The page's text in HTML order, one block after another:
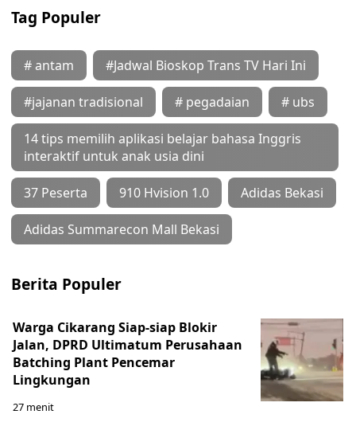
Tag Populer
# antam #Jadwal Bioskop Trans TV Hari Ini
#jajanan tradisional # pegadaian # ubs
14 tips memilih aplikasi belajar bahasa Inggris
interaktif untuk anak usia dini
37 Peserta 910 Hvision 1.0 Adidas Bekasi
Adidas Summarecon Mall Bekasi
Berita Populer
Warga Cikarang Siap-siap Blokir
Jalan, DPRD Ultimatum Perusahaan
Batching Plant Pencemar
Lingkungan
27 menit